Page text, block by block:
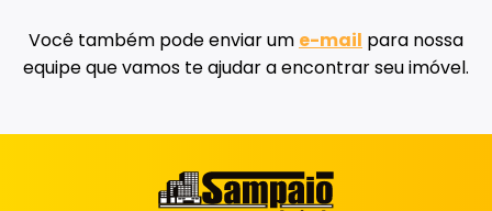
Você também pode enviar um e-mail para nossa
equipe que vamos te ajudar a encontrar seu imóvel.